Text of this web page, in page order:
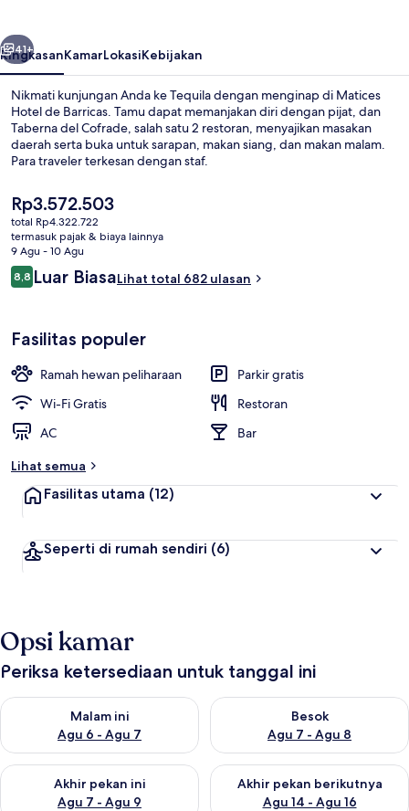
Berikutnya
41+
RingkasanKamarLokasiKebijakan
Nikmati kunjungan Anda ke Tequila dengan menginap di Matices
Hotel de Barricas. Tamu dapat memanjakan diri dengan pijat, dan
Taberna del Cofrade, salah satu 2 restoran, menyajikan masakan
daerah serta buka untuk sarapan, makan siang, dan makan malam.
Para traveler terkesan dengan staf.
Harga
saat
ini
Rp3.572.503
Rp3.572.503
total Rp4.322.722
termasuk pajak & biaya lainnya
9 Agu - 10 Agu
Ulasan
8,88,8 dari 10
Luar BiasaLihat total 682 ulasan
Fasilitas populer
Ramah hewan peliharaan
Parkir gratis
Wi-Fi Gratis
Restoran
AC
Bar
Lihat semua
Fasilitas utama (12)
Seperti di rumah sendiri (6)
Opsi kamar
Periksa ketersediaan untuk tanggal ini
Malam ini
Agu 6 - Agu 7
Periksa ketersediaan untuk malam ini Agu 6 - Agu 7
Besok
Agu 7 - Agu 8
Periksa ketersediaan untuk
Akhir pekan ini
Agu 7 - Agu 9
Periksa ketersediaan untuk akhir pekan ini Agu 7 - Agu 9
Akhir pekan berikutnya
Agu 14 - Agu 16
Periksa ketersediaan untuk